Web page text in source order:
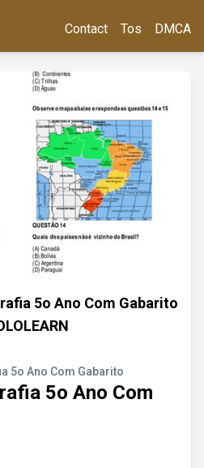
Contact Tos DMCA
5o Ano Com Gabarito
5o Ano Com Gabarito
5o Ano Com